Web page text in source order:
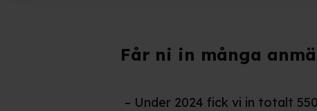
Får ni in många
– Under 2024 fick vi in totalt